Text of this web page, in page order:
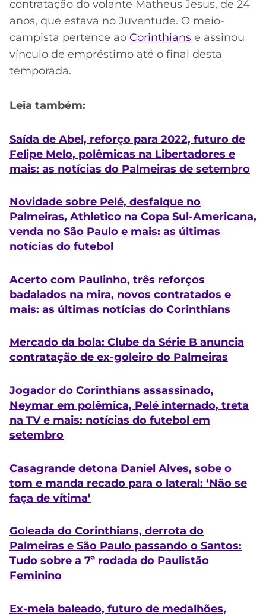
contratação do volante Matheus Jesus, de 24
anos, que estava no Juventude. O meio-
campista pertence ao Corinthians e assinou
vínculo de empréstimo até o final desta
temporada.
Leia também:
Saída de Abel, reforço para 2022, futuro de
Felipe Melo, polêmicas na Libertadores e
mais: as notícias do Palmeiras de setembro
Novidade sobre Pelé, desfalque no
Palmeiras, Athletico na Copa Sul-Americana,
venda no São Paulo e mais: as últimas
notícias do futebol
Acerto com Paulinho, três reforços
badalados na mira, novos contratados e
mais: as últimas notícias do Corinthians
Mercado da bola: Clube da Série B anuncia
contratação de ex-goleiro do Palmeiras
Jogador do Corinthians assassinado,
Neymar em polêmica, Pelé internado, treta
na TV e mais: notícias do futebol em
setembro
Casagrande detona Daniel Alves, sobe o
tom e manda recado para o lateral: ‘Não se
faça de vítima’
Goleada do Corinthians, derrota do
Palmeiras e São Paulo passando o Santos:
Tudo sobre a 7ª rodada do Paulistão
Feminino
Ex-meia baleado, futuro de medalhões,